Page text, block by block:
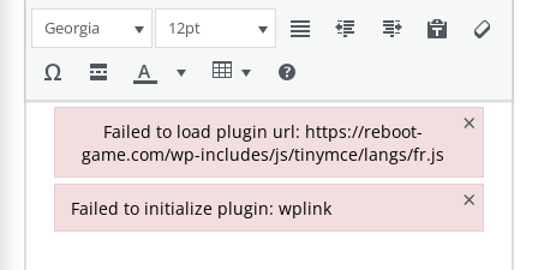
Georgia 12pt
Failed to load plugin url: https://reboot-
game.com/wp-includes/js/tinymce/langs/fr.js
×
Failed to load plugin url: https://reboot-game.com/wp-
Failed to initialize plugin: wplink
×
Failed to initialize plugin: wplink